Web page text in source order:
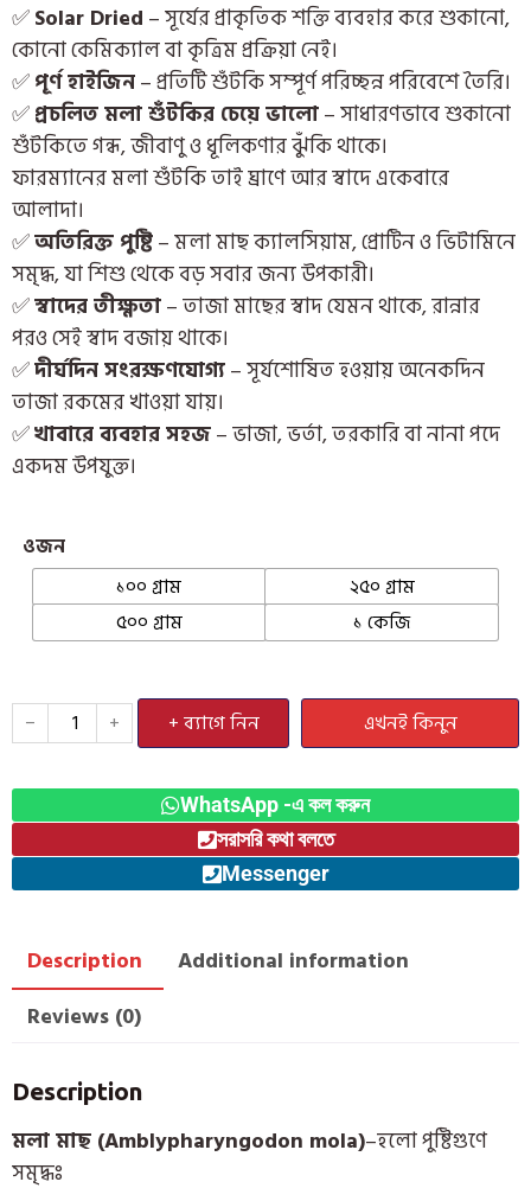
✅Solar Dried – সূর্যের প্রাকৃতিক শক্তি ব্যবহার করে শুকানো,
কোনো কেমিক্যাল বা কৃত্রিম প্রক্রিয়া নেই।
✅পূর্ণ হাইজিন– প্রতিটি শুঁটকি সম্পূর্ণ পরিচ্ছন্ন পরিবেশে তৈরি।
✅প্রচলিত মলা শুঁটকির চেয়ে ভালো– সাধারণভাবে শুকানো
শুঁটকিতে গন্ধ, জীবাণু ও ধূলিকণার ঝুঁকি থাকে।
ফারম্যানের মলা শুঁটকি তাই ঘ্রাণে আর স্বাদে একেবারে
আলাদা।
✅অতিরিক্ত পুষ্টি– মলা মাছ ক্যালসিয়াম, প্রোটিন ও ভিটামিনে
সমৃদ্ধ, যা শিশু থেকে বড় সবার জন্য উপকারী।
✅স্বাদের তীক্ষ্ণতা– তাজা মাছের স্বাদ যেমন থাকে, রান্নার
পরও সেই স্বাদ বজায় থাকে।
✅দীর্ঘদিন সংরক্ষণযোগ্য– সূর্যশোষিত হওয়ায় অনেকদিন
তাজা রকমের খাওয়া যায়।
✅খাবারে ব্যবহার সহজ– ভাজা, ভর্তা, তরকারি বা নানা পদে
একদম উপযুক্ত।
ওজন
১০০ গ্রাম
২৫০ গ্রাম
৫০০ গ্রাম
১ কেজি
− + + ব্যাগে নিন এখনই কিনুন
WhatsApp -এ কল করুন
সরাসরি কথা বলতে
Messenger
Description
Additional information
Reviews (0)
Description
মলা মাছ (Amblypharyngodon mola)–হলো পুষ্টিগুণে
সমৃদ্ধঃ